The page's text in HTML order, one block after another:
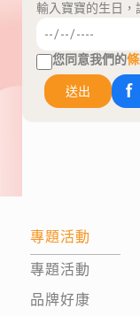
輸入寶寶的生日，
您同意我們的
送出
專題活動
專題活動
品牌好康